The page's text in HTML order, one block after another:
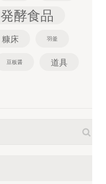
発酵食品
糠床 羽釜
豆板醤 道具